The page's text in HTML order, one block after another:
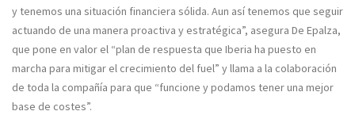
y tenemos una situación financiera sólida. Aun así tenemos que seguir
actuando de una manera proactiva y estratégica”, asegura De Epalza,
que pone en valor el “plan de respuesta que Iberia ha puesto en
marcha para mitigar el crecimiento del fuel” y llama a la colaboración
de toda la compañía para que “funcione y podamos tener una mejor
base de costes”.